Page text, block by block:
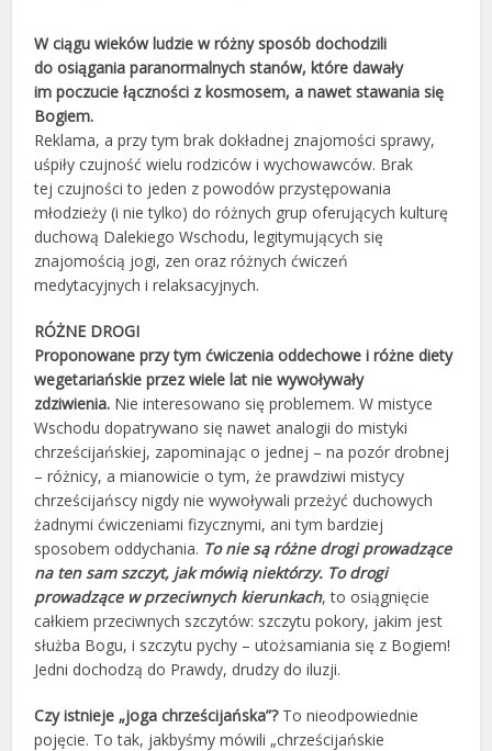
W ciągu wieków ludzie w różny sposób dochodzili
do osiągania paranormalnych stanów, które dawały
im poczucie łączności z kosmosem, a nawet stawania się
Bogiem.
Reklama, a przy tym brak dokładnej znajomości sprawy,
uśpiły czujność wielu rodziców i wychowawców. Brak
tej czujności to jeden z powodów przystępowania
młodzieży (i nie tylko) do różnych grup oferujących kulturę
duchową Dalekiego Wschodu, legitymujących się
znajomością jogi, zen oraz różnych ćwiczeń
medytacyjnych i relaksacyjnych.
RÓŻNE DROGI
Proponowane przy tym ćwiczenia oddechowe i różne diety
wegetariańskie przez wiele lat nie wywoływały
zdziwienia. Nie interesowano się problemem. W mistyce
Wschodu dopatrywano się nawet analogii do mistyki
chrześcijańskiej, zapominając o jednej – na pozór drobnej
– różnicy, a mianowicie o tym, że prawdziwi mistycy
chrześcijańscy nigdy nie wywoływali przeżyć duchowych
żadnymi ćwiczeniami fizycznymi, ani tym bardziej
sposobem oddychania. To nie są różne drogi prowadzące
na ten sam szczyt, jak mówią niektórzy. To drogi
prowadzące w przeciwnych kierunkach, to osiągnięcie
całkiem przeciwnych szczytów: szczytu pokory, jakim jest
służba Bogu, i szczytu pychy – utożsamiania się z Bogiem!
Jedni dochodzą do Prawdy, drudzy do iluzji.
Czy istnieje „joga chrześcijańska”?To nieodpowiednie
pojęcie. To tak, jakbyśmy mówili „chrześcijańskie